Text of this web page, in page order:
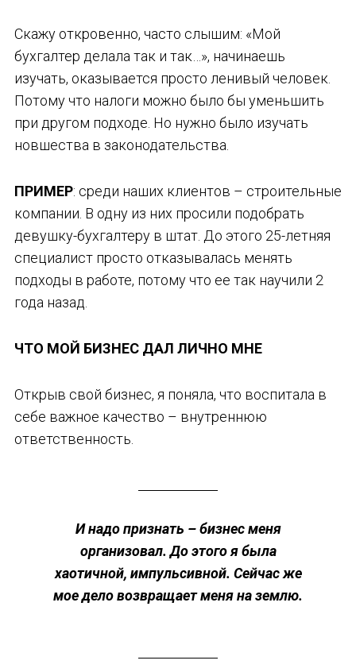
Скажу откровенно, часто слышим: «Мой
бухгалтер делала так и так…», начинаешь
изучать, оказывается просто ленивый человек.
Потому что налоги можно было бы уменьшить
при другом подходе. Но нужно было изучать
новшества в законодательства.
ПРИМЕР: среди наших клиентов – строительные
компании. В одну из них просили подобрать
девушку-бухгалтеру в штат. До этого 25-летняя
специалист просто отказывалась менять
подходы в работе, потому что ее так научили 2
года назад.
ЧТО МОЙ БИЗНЕС ДАЛ ЛИЧНО МНЕ
Открыв свой бизнес, я поняла, что воспитала в
себе важное качество – внутреннюю
ответственность.
И надо признать – бизнес меня
организовал. До этого я была
хаотичной, импульсивной. Сейчас же
мое дело возвращает меня на землю.